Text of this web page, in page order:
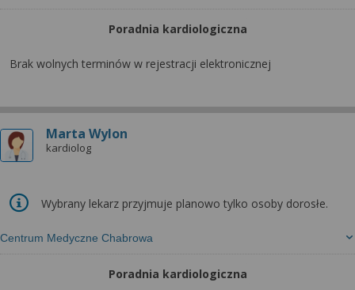
Poradnia kardiologiczna
Brak wolnych terminów w rejestracji elektronicznej
Marta Wylon
kardiolog
Centrum Medyczne Chabrowa
Wybrany lekarz przyjmuje planowo tylko osoby dorosłe.
Poradnia kardiologiczna